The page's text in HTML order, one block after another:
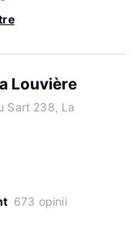
Louvière
Sart 238, La
673 opinii